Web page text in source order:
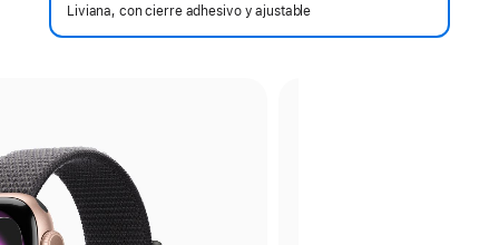
Liviana, con cierre adhesivo y ajustable